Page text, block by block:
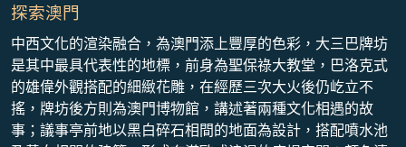
探索澳門
中西文化的渲染融合，為澳門添上豐厚的色彩，大三巴牌坊
是其中最具代表性的地標，前身為聖保祿大教堂，巴洛克式
的雄偉外觀搭配的細緻花雕，在經歷三次大火後仍屹立不
搖，牌坊後方則為澳門博物館，講述著兩種文化相遇的故
事；議事亭前地以黑白碎石相間的地面為設計，搭配噴水池